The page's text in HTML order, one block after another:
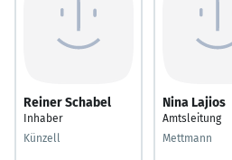
Reiner Schabel
Inhaber
Künzell
Nina Lajios
Amtsleitung
Mettmann